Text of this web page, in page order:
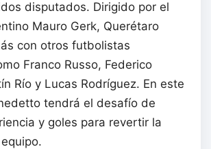
disputados. Dirigido por el
Mauro Gerk, Querétaro
con otros futbolistas
Franco Russo, Federico
Río y Lucas Rodríguez. En este
tendrá el desafío de
y goles para revertir la